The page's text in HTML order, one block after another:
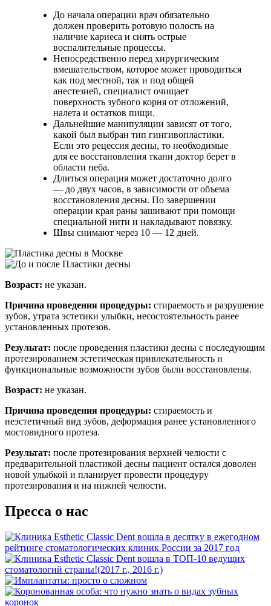
До начала операции врач обязательно
должен проверить ротовую полость на
наличие кариеса и снять острые
воспалительные процессы.
Непосредственно перед хирургическим
вмешательством, которое может проводиться
как под местной, так и под общей
анестезией, специалист очищает
поверхность зубного корня от отложений,
налета и остатков пищи.
Дальнейшие манипуляции зависят от того,
какой был выбран тип гингивопластики.
Если это рецессия десны, то необходимые
для ее восстановления ткани доктор берет в
области неба.
Длиться операция может достаточно долго
— до двух часов, в зависимости от объема
восстановления десны. По завершении
операции края раны зашивают при помощи
специальной нити и накладывают повязку.
Швы снимают через 10 — 12 дней.
Возраст: не указан.
Причина проведения процедуры: стираемость и разрушение
зубов, утрата эстетики улыбки, несостоятельность ранее
установленных протезов.
Результат: после проведения пластики десны с последующим
протезированием эстетическая привлекательность и
функциональные возможности зубов были восстановлены.
Возраст: не указан.
Причина проведения процедуры: стираемость и
неэстетичный вид зубов, деформация ранее установленного
мостовидного протеза.
Результат: после протезирования верхней челюсти с
предварительной пластикой десны пациент остался доволен
новой улыбкой и планирует провести процедуру
протезирования и на нижней челюсти.
Пресса о нас